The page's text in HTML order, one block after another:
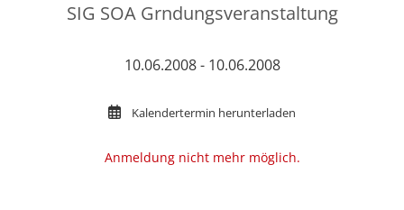
SIG SOA Grndungsveranstaltung
10.06.2008 - 10.06.2008
Kalendertermin herunterladen
Anmeldung nicht mehr möglich.